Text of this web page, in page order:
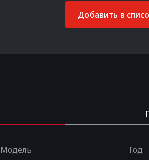
Добавить в
Модель Год